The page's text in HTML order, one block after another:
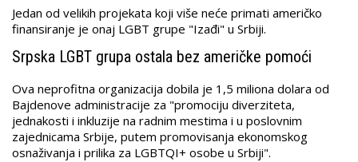
Jedan od velikih projekata koji više neće primati američko
finansiranje je onaj LGBT grupe "Izađi" u Srbiji.
Srpska LGBT grupa ostala bez američke pomoći
Ova neprofitna organizacija dobila je 1,5 miliona dolara od
Bajdenove administracije za "promociju diverziteta,
jednakosti i inkluzije na radnim mestima i u poslovnim
zajednicama Srbije, putem promovisanja ekonomskog
osnaživanja i prilika za LGBTQI+ osobe u Srbiji".